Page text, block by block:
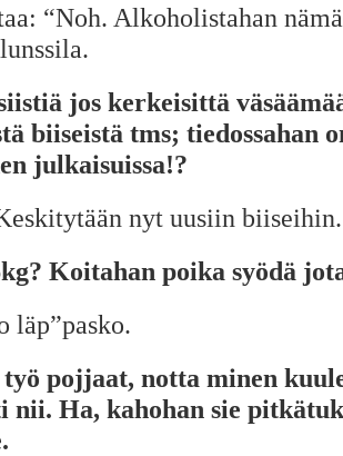
“Noh. Alkoholistahan
jos kerkeisittä
biiseistä tms; tiedossahan
julkaisuissa!?
nyt uusiin biiseihin.
Koitahan poika syödä
läp”pasko.
pojjaat, notta minen
nii. Ha, kahohan sie